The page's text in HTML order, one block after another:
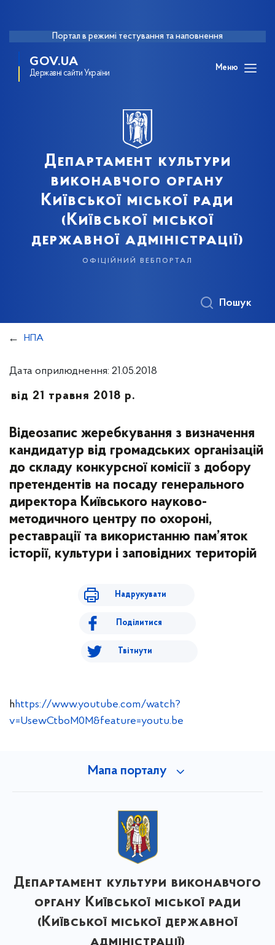
Портал в режимі тестування та наповнення
GOV.UA
Державні сайти України
Меню
Департамент культури
виконавчого органу
Київської міської ради
(Київської міської
державної адміністрації)
офіційний вебпортал
Пошук
НПА
Дата оприлюднення: 21.05.2018
від 21 травня 2018 р.
Відеозапис жеребкування з визначення
кандидатур від громадських організацій
до складу конкурсної комісії з добору
претендентів на посаду генерального
директора Київського науково-
методичного центру по охороні,
реставрації та використанню пам’яток
історії, культури і заповідних територій
Надрукувати
Поділитися
Твітнути
hhttps://www.youtube.com/watch?
v=UsewCtboM0M&feature=youtu.be
Мапа порталу
Департамент культури виконавчого
органу Київської міської ради
(Київської міської державної
адміністрації)